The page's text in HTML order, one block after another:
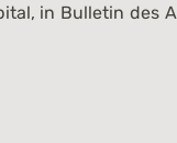
, in Bulletin des